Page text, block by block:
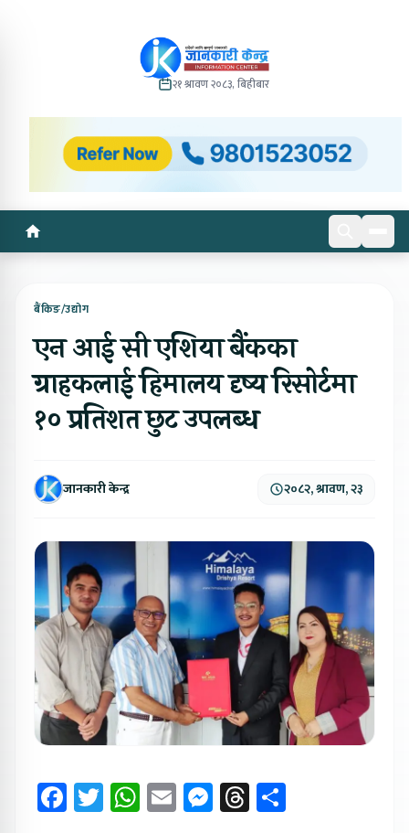
२१ श्रावण २०८३, बिहीबार
बैंकिङ/उद्योग
एन आई सी एशिया बैंकका
ग्राहकलाई हिमालय दृष्य रिसोर्टमा
१० प्रतिशत छुट उपलब्ध
जानकारी केन्द्र २०८२, श्रावण, २३
Facebook
Twitter
WhatsApp
EmailMessenger
Threads